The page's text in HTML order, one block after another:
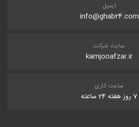
ایمیل
info@ghab24.com
سایت شرکت
kamjooafzar.ir
ساعت کاری
7 روز هفته 24 ساعته